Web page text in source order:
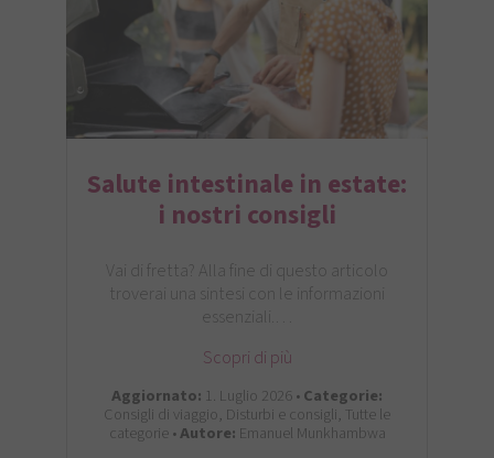
Salute intestinale in estate:
i nostri consigli
Vai di fretta? Alla fine di questo articolo
troverai una sintesi con le informazioni
essenziali.…
Scopri di più
Aggiornato: 1. Luglio 2026 •Categorie:
Consigli di viaggio, Disturbi e consigli, Tutte le
categorie •Autore: Emanuel Munkhambwa